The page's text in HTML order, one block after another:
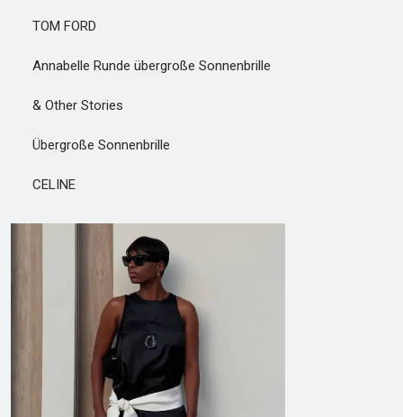
TOM FORD
Annabelle Runde übergroße Sonnenbrille
& Other Stories
Übergroße Sonnenbrille
CELINE